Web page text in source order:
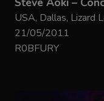
USA, Dallas, Lizard
21/05/2011
R0BFURY